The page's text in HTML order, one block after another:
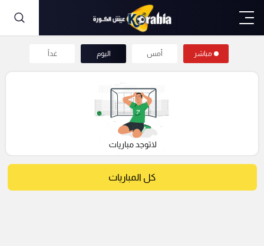
مباشر أمس اليوم غداً
كل المباريات